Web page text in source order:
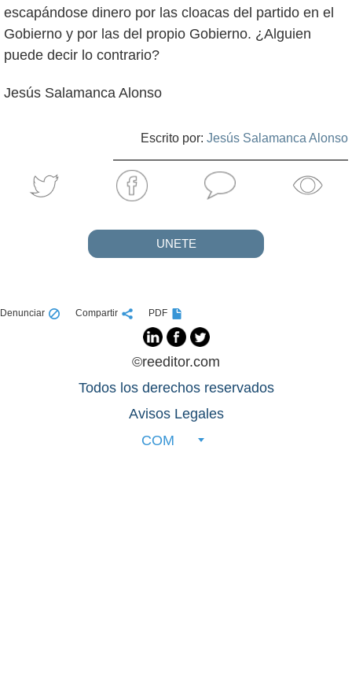
escapándose dinero por las cloacas del partido en el
Gobierno y por las del propio Gobierno. ¿Alguien
puede decir lo contrario?
Jesús Salamanca Alonso
Escrito por: Jesús Salamanca Alonso
UNETE
Denunciar Compartir PDF
©reeditor.com
Todos los derechos reservados
Avisos Legales